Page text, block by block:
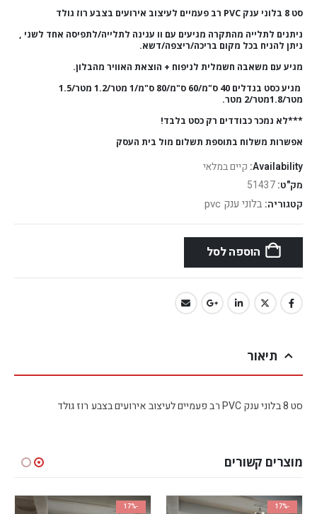
סט 8 בלוני ענק PVC רב פעמיים לעיצוב אירועים בצבע רוז גולד
ניתנים לתלייה מהתקרה מגיעים עם וו עגינה לתלייה/לתפיסה אחד לשני ,
ניתן להניח בכל מקום בריכה/ריצפה/דשא.
מגיע עם משאבה חשמלית לניפוח + הוצאת האוויר מהבלון.
מגיע כסט בגדלים 40 ס"מ/60 ס"מ/80 ס"מ/1 מטר/1.2 מטר/1.5
מטר/1.8מטר/2 מטר.
***לא נמכר כבודדים רק כסט בלבד!
אפשרות משלוח בתוספת תשלום מול בית העסק
Availability: קיים במלאי
מק"ט: 51437
קטגוריה: בלוני ענק pvc
הוספה לסל
תיאור
סט 8 בלוני ענק PVC רב פעמיים לעיצוב אירועים בצבע רוז גולד
מוצרים קשורים
-17%
-20%